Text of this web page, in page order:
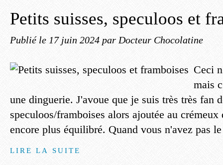
Petits suisses, speculoos et
Publié le 17 juin 2024 par Docteur Chocolatine
Ceci
mais
une dinguerie. J'avoue que je suis très très fan
speculoos/framboises alors ajoutée au
encore plus équilibré. Quand vous n'avez pas
LIRE LA SUITE